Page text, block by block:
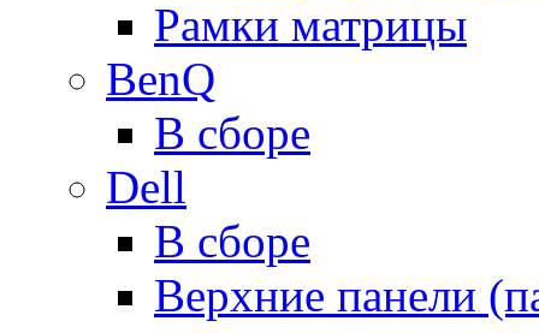
Рамки матрицы
BenQ
В сборе
Dell
В сборе
Верхние панели